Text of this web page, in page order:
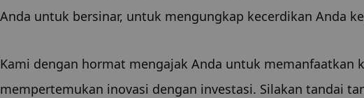
Anda untuk bersinar, untuk mengungkap kecerdikan Anda
Kami dengan hormat mengajak Anda untuk
mempertemukan inovasi dengan investasi. Silakan tandai